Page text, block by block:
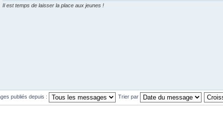
Il est temps de laisser la place aux jeunes !
publiés depuis : Trier par